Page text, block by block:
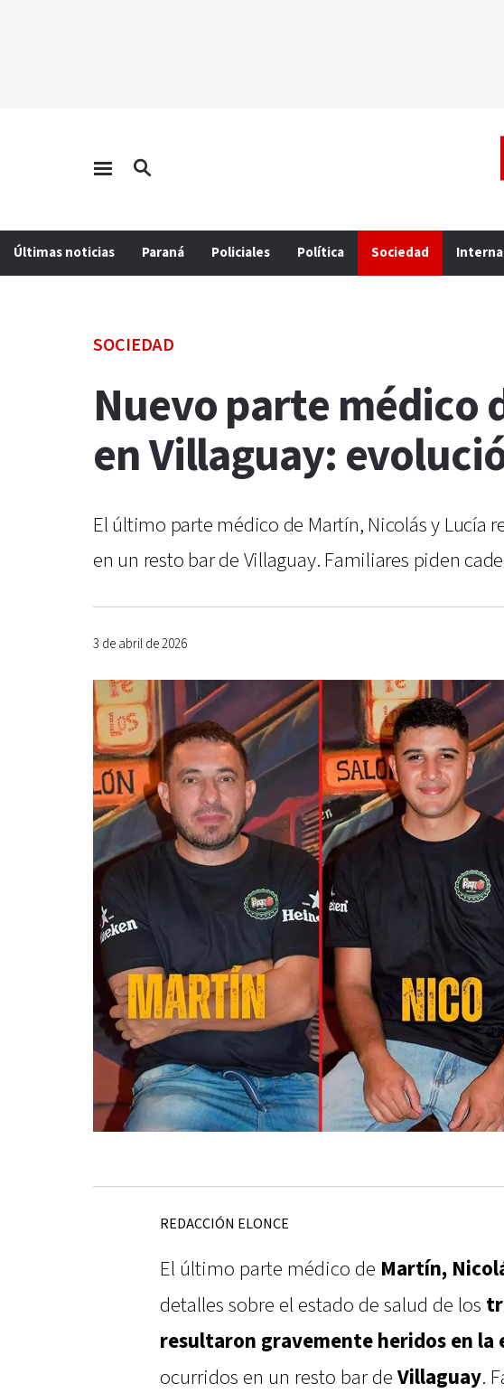
Últimas noticias Paraná Policiales Política Sociedad
SOCIEDAD
Nuevo parte médico
en Villaguay:
El último parte médico de Martín, Nicolás y Lucía
en un resto bar de Villaguay. Familiares piden
3 de abril de 2026
REDACCIÓN ELONCE
El último parte médico de Martín,
detalles sobre el estado de salud de los
resultaron gravemente heridos en la
ocurridos en un resto bar de Villaguay.